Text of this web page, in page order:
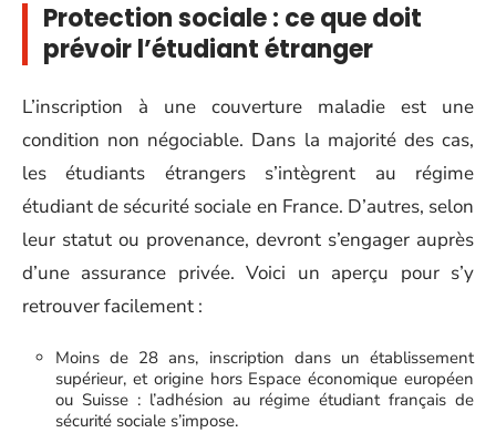
Protection sociale : ce que doit
prévoir l’étudiant étranger
L’inscription à une couverture maladie est une
condition non négociable. Dans la majorité des cas,
les étudiants étrangers s’intègrent au régime
étudiant de sécurité sociale en France. D’autres, selon
leur statut ou provenance, devront s’engager auprès
d’une assurance privée. Voici un aperçu pour s’y
retrouver facilement :
Moins de 28 ans, inscription dans un établissement
supérieur, et origine hors Espace économique européen
ou Suisse : l’adhésion au régime étudiant français de
sécurité sociale s’impose.